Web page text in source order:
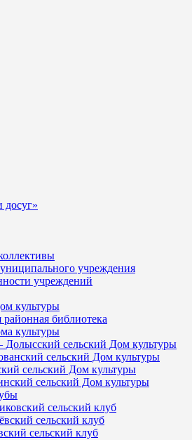
учреждения
учреждений
культуры
районная библиотека
культуры
Долысский сельский Дом культуры
сельский Дом культуры
сельский Дом культуры
сельский Дом культуры
сельский клуб
сельский клуб
сельский клуб